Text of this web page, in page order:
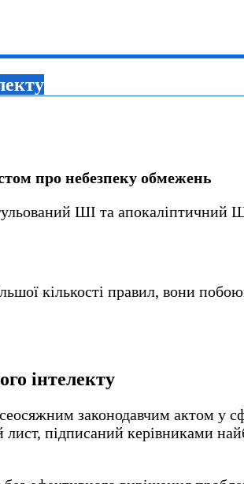
про небезпеку обмежень
ШІ та апокаліптичний
кількості правил, вони
інтелекту
законодавчим актом у
підписаний керівниками